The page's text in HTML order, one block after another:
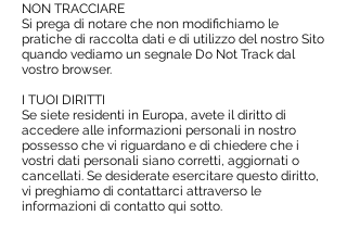
NON TRACCIARE
Si prega di notare che non modifichiamo le
pratiche di raccolta dati e di utilizzo del nostro Sito
quando vediamo un segnale Do Not Track dal
vostro browser.
I TUOI DIRITTI
Se siete residenti in Europa, avete il diritto di
accedere alle informazioni personali in nostro
possesso che vi riguardano e di chiedere che i
vostri dati personali siano corretti, aggiornati o
cancellati. Se desiderate esercitare questo diritto,
vi preghiamo di contattarci attraverso le
informazioni di contatto qui sotto.